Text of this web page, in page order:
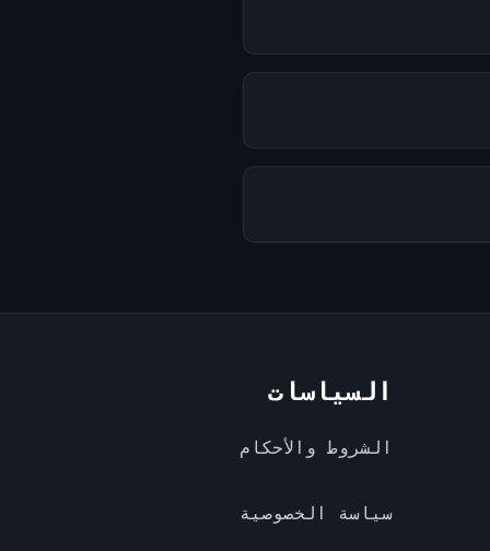
السياسات
الشروط والأحكام
سياسة الخصوصية